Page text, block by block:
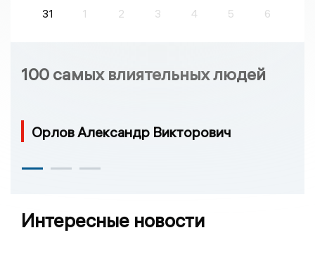
31
1 2 3 4 5 6
100 самых влиятельных людей
Орлов Александр Викторович
Интересные новости